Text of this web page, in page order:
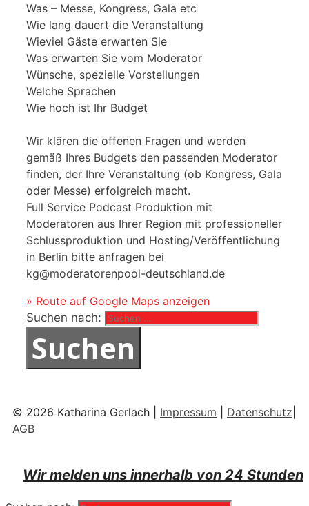
Was – Messe, Kongress, Gala etc
Wie lang dauert die Veranstaltung
Wieviel Gäste erwarten Sie
Was erwarten Sie vom Moderator
Wünsche, spezielle Vorstellungen
Welche Sprachen
Wie hoch ist Ihr Budget
Wir klären die offenen Fragen und werden
gemäß Ihres Budgets den passenden Moderator
finden, der Ihre Veranstaltung (ob Kongress, Gala
oder Messe) erfolgreich macht.
Full Service Podcast Produktion mit
Moderatoren aus Ihrer Region mit professioneller
Schlussproduktion und Hosting/Veröffentlichung
in Berlin bitte anfragen bei
kg@moderatorenpool-deutschland.de
» Route auf Google Maps anzeigen
Suchen nach:
© 2026 Katharina Gerlach | Impressum Datenschutz
AGB
Wir melden uns innerhalb von 24 Stunden